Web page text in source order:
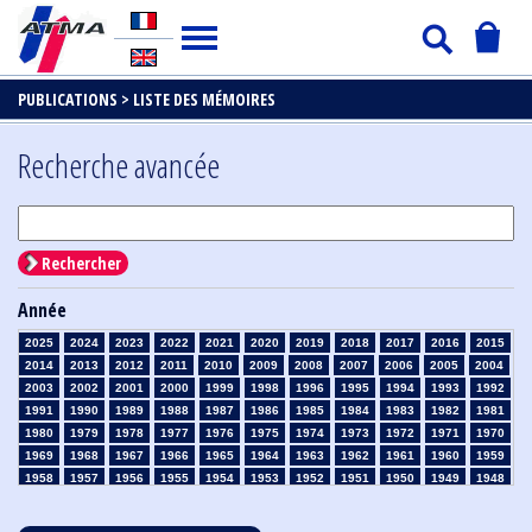
PUBLICATIONS > LISTE DES MÉMOIRES
Recherche avancée
Rechercher
Année
2025 2024 2023 2022 2021 2020 2019 2018 2017 2016
2015
2014
2013 2012 2011 2010 2009 2008 2007 2006 2005
2004
2003
2002 2001 2000 1999 1998 1996 1995 1994 1993
1992
1991
1990 1989 1988 1987 1986 1985 1984 1983 1982
1981
1980
1979 1978 1977 1976 1975 1974 1973 1972 1971
1970
1969
1968 1967 1966 1965 1964 1963 1962 1961 1960
1959
1958
1957 1956 1955 1954 1953 1952 1951 1950 1949
1948